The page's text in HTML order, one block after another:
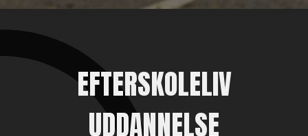
EFTERSKOLELIV
UDDANNELSE